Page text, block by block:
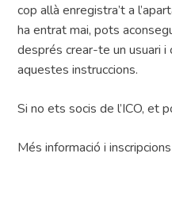
cop allà enregistra’t a
ha entrat mai, pots
després crear-te un usuari
aquestes instruccions.
Si no ets socis de l’ICO, et
Més informació i inscripcions